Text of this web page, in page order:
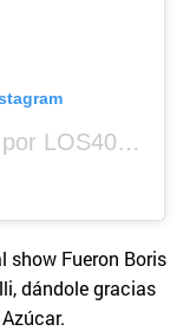
Una publicación compartida por LOS40 Panamá (@los40panama)
show Fueron Boris
dándole gracias